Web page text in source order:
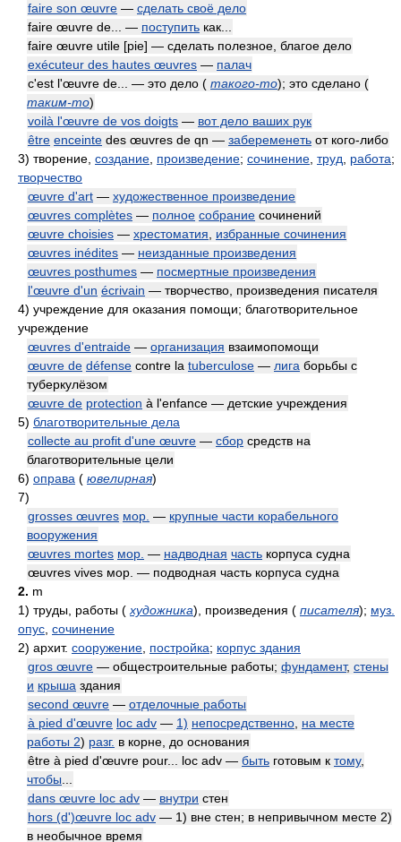
faire son œuvre — сделать своё дело
faire œuvre de... — поступить как...
faire œuvre utile [pie] — сделать полезное, благое дело
exécuteur des hautes œuvres — палач
c'est l'œuvre de... — это дело ( такого-то); это сделано (
таким-то)
voilà l'œuvre de vos doigts — вот дело ваших рук
être enceinte des œuvres de qn — забеременеть от кого-либо
3) творение, создание произведение; сочинение труд работа;
творчество
œuvre d'art — художественное произведение
œuvres complètes — полное собрание сочинений
œuvre choisies — хрестоматия
избранные сочинения
œuvres inédites — неизданные произведения
œuvres posthumes — посмертные произведения
l'œuvre d'un écrivain — творчество, произведения писателя
4) учреждение для оказания помощи; благотворительное
учреждение
œuvres d'entraide — организация взаимопомощи
œuvre de défense contre la tuberculose — лига борьбы с
туберкулёзом
œuvre de protection à l'enfance — детские учреждения
5) благотворительные дела
collecte au profit d'une œuvre — сбор средств на
благотворительные цели
6) оправа ( ювелирная)
7)
grosses œuvres мор. — крупные части корабельного
вооружения
œuvres mortes мор. — надводная часть корпуса судна
œuvres vives мор. — подводная часть корпуса судна
2. m
1) труды, работы ( художника) , произведения ( писателя); муз.
опус сочинение
2) архит. сооружение постройка; корпус здания
gros œuvre — общестроительные работы; фундамент, стены
и крыша здания
second œuvre — отделочные работы
à pied d'œuvre loc adv — 1) непосредственно на месте
работы 2) разг. в корне, до основания
être à pied d'œuvre pour... loc adv — быть готовым к тому,
чтобы
dans œuvre loc adv — внутри стен
hors (d')œuvre loc adv — 1) вне стен; в непривычном месте 2)
в необычное время